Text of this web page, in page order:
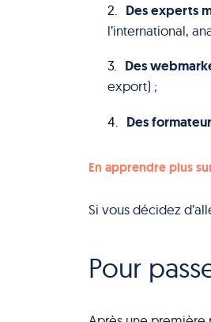
Des experts
l’international,
Des
export) ;
Des
En apprendre plus
Si vous décidez
Pour